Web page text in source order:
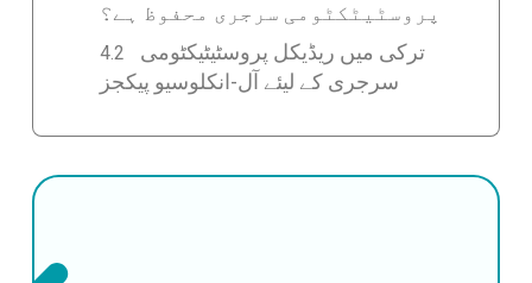
پروسٹیٹکٹومی سرجری محفوظ ہے؟
ترکی میں ریڈیکل پروسٹیٹیکٹومی
سرجری کے لیئے آل-انکلوسیو پیکجز